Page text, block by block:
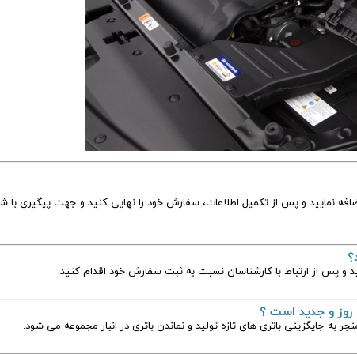
نمایید و پس از تکمیل اطلاعات، سفارش خود را نهایی کنید و جهت پیگیری با
و پس از ارتباط با کارشناسان نسبت به ثبت سفارش خود اقدام کنید.
روز و جدید است ؟
به جایگزینی باتری های تازه تولید و نماندن باتری در انبار مجموعه می شود.